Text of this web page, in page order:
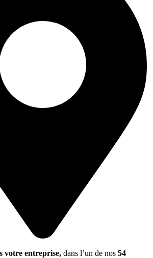
votre entreprise, dans l’un de nos 54